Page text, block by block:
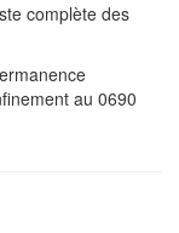
complète des
au 0690